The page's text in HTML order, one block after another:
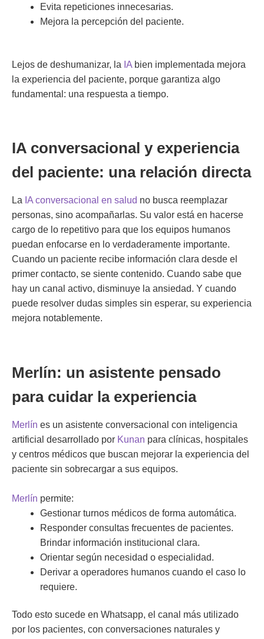
Evita repeticiones innecesarias.
Mejora la percepción del paciente.
Lejos de deshumanizar, la IA bien implementada mejora
la experiencia del paciente, porque garantiza algo
fundamental: una respuesta a tiempo.
IA conversacional y experiencia
del paciente: una relación directa
La IA conversacional en salud no busca reemplazar
personas, sino acompañarlas. Su valor está en hacerse
cargo de lo repetitivo para que los equipos humanos
puedan enfocarse en lo verdaderamente importante.
Cuando un paciente recibe información clara desde el
primer contacto, se siente contenido. Cuando sabe que
hay un canal activo, disminuye la ansiedad. Y cuando
puede resolver dudas simples sin esperar, su experiencia
mejora notablemente.
Merlín: un asistente pensado
para cuidar la experiencia
Merlín es un asistente conversacional con inteligencia
artificial desarrollado por Kunan para clínicas, hospitales
y centros médicos que buscan mejorar la experiencia del
paciente sin sobrecargar a sus equipos.
Merlín permite:
Gestionar turnos médicos de forma automática.
Responder consultas frecuentes de pacientes.
Brindar información institucional clara.
Orientar según necesidad o especialidad.
Derivar a operadores humanos cuando el caso lo
requiere.
Todo esto sucede en Whatsapp, el canal más utilizado
por los pacientes, con conversaciones naturales y